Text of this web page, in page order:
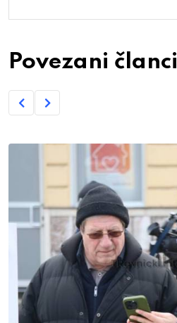
Povezani članci